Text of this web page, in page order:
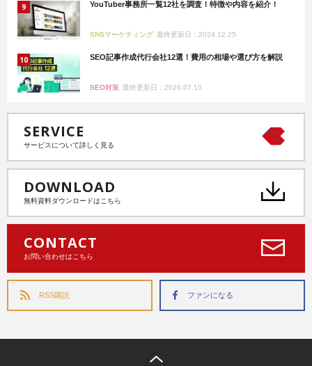
YouTuber事務所一覧12社を調査！特徴や内容を紹介！
SNSマーケティング 最終更新日：2024.12.25
SEO記事作成代行会社12選！費用の相場や選び方を解説
SEO対策 最終更新日：2026.07.10
SERVICE
サービスについて詳しく見る
DOWNLOAD
無料資料ダウンロードはこちら
CONTACT
お問い合わせはこちら
RSS購読 ファンになる